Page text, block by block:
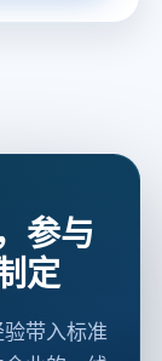
参与
定
带入标准